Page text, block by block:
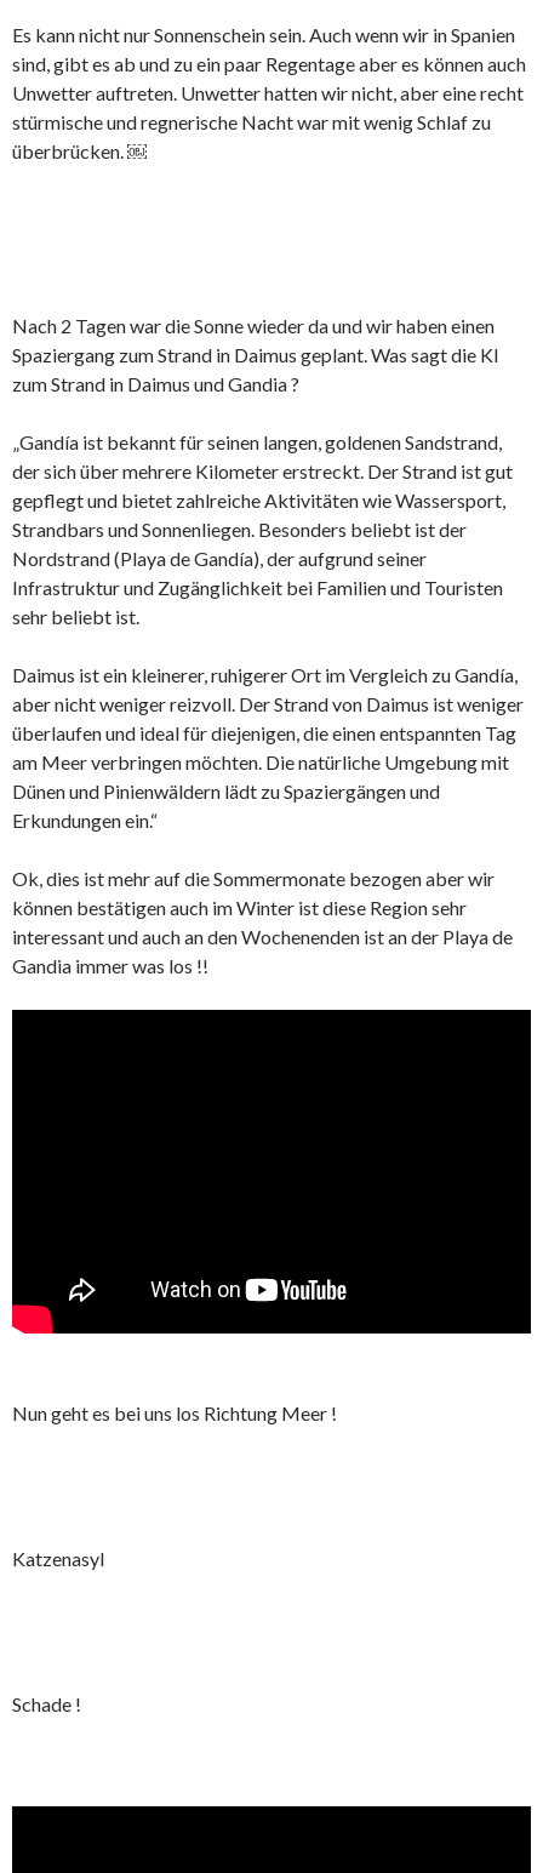
Es kann nicht nur Sonnenschein sein. Auch wenn wir in Spanien
sind, gibt es ab und zu ein paar Regentage aber es können auch
Unwetter auftreten. Unwetter hatten wir nicht, aber eine recht
stürmische und regnerische Nacht war mit wenig Schlaf zu
überbrücken. ￼
Nach 2 Tagen war die Sonne wieder da und wir haben einen
Spaziergang zum Strand in Daimus geplant. Was sagt die KI
zum Strand in Daimus und Gandia ?
„Gandía ist bekannt für seinen langen, goldenen Sandstrand,
der sich über mehrere Kilometer erstreckt. Der Strand ist gut
gepflegt und bietet zahlreiche Aktivitäten wie Wassersport,
Strandbars und Sonnenliegen. Besonders beliebt ist der
Nordstrand (Playa de Gandía), der aufgrund seiner
Infrastruktur und Zugänglichkeit bei Familien und Touristen
sehr beliebt ist.
Daimus ist ein kleinerer, ruhigerer Ort im Vergleich zu Gandía,
aber nicht weniger reizvoll. Der Strand von Daimus ist weniger
überlaufen und ideal für diejenigen, die einen entspannten Tag
am Meer verbringen möchten. Die natürliche Umgebung mit
Dünen und Pinienwäldern lädt zu Spaziergängen und
Erkundungen ein.“
Ok, dies ist mehr auf die Sommermonate bezogen aber wir
können bestätigen auch im Winter ist diese Region sehr
interessant und auch an den Wochenenden ist an der Playa de
Gandia immer was los !!
Nun geht es bei uns los Richtung Meer !
Katzenasyl
Schade !